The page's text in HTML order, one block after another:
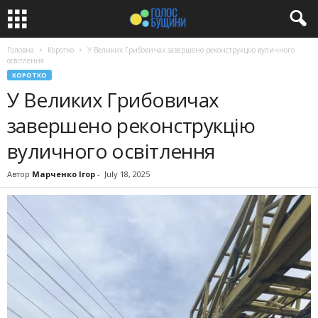
Головна Коротко
У Великих Грибовичах завершено реконструкцію вуличного
освітлення
КОРОТКО
У Великих Грибовичах
завершено реконструкцію
вуличного освітлення
Автор Марченко Ігор - July 18, 2025